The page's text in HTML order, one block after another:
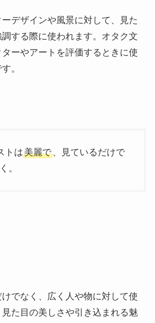
デザインや風景に対して、見た
する際に使われます。オタク文
ーやアートを評価するときに使
。
トは美麗で、見ているだけで
。
でなく、広く人や物に対して使
た目の美しさや引き込まれる魅